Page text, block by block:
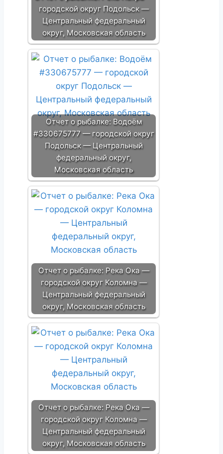
городской округ Подольск —
Центральный федеральный
округ, Московская область
Отчет о рыбалке: Водоём
#330675777 — городской округ
Подольск — Центральный
федеральный округ,
Московская область
Отчет о рыбалке: Река Ока —
городской округ Коломна —
Центральный федеральный
округ, Московская область
Отчет о рыбалке: Река Ока —
городской округ Коломна —
Центральный федеральный
округ, Московская область